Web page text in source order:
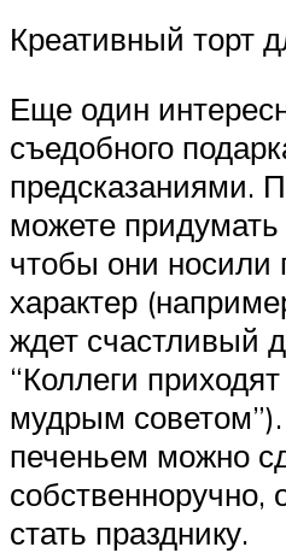
Креативный торт
Еще один
съедобного
предсказаниями.
можете придумать
чтобы они носили
характер
ждет счастливый
“Коллеги
мудрым
печеньем можно
стать празднику.